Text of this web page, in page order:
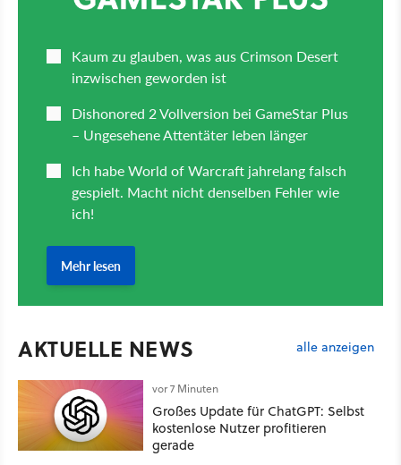
AKTUELLE NEWS alle anzeigen
vor 7 Minuten
Großes Update für ChatGPT: Selbst
kostenlose Nutzer profitieren
gerade